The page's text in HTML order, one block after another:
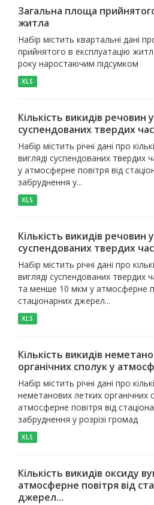
Загальна площа
житла
Набір містить квартальні дані
прийнятого в експлуатацію
року наростаючим підсумком
XLS
Кількість викидів речовин
суспендованих твердих
Набір містить річні дані про
вигляді суспендованих
у атмосферне повітря від
забруднення у...
XLS
Кількість викидів речовин
суспендованих твердих
Набір містить річні дані про
вигляді суспендованих твердих
та менше 10 мкм у атмосферне
стаціонарних джерел...
XLS
Кількість викидів
органічних сполук у
Набір містить річні дані про
неметанових летких
атмосферне повітря від
забруднення у розрізі громад
XLS
Кількість викидів оксиду
атмосферне повітря від
джерел...